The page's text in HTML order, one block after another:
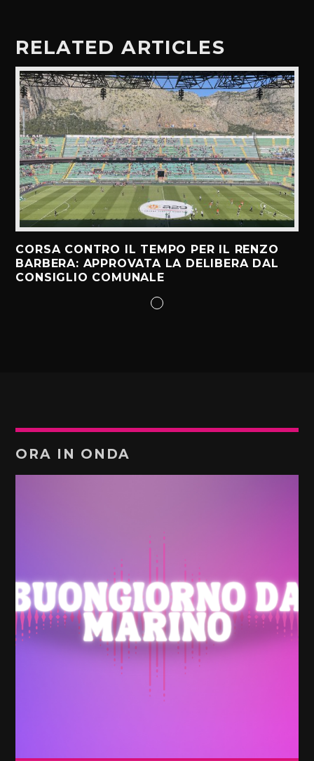
RELATED ARTICLES
CORSA CONTRO IL TEMPO PER IL RENZO
BARBERA: APPROVATA LA DELIBERA DAL
CONSIGLIO COMUNALE
ORA IN ONDA